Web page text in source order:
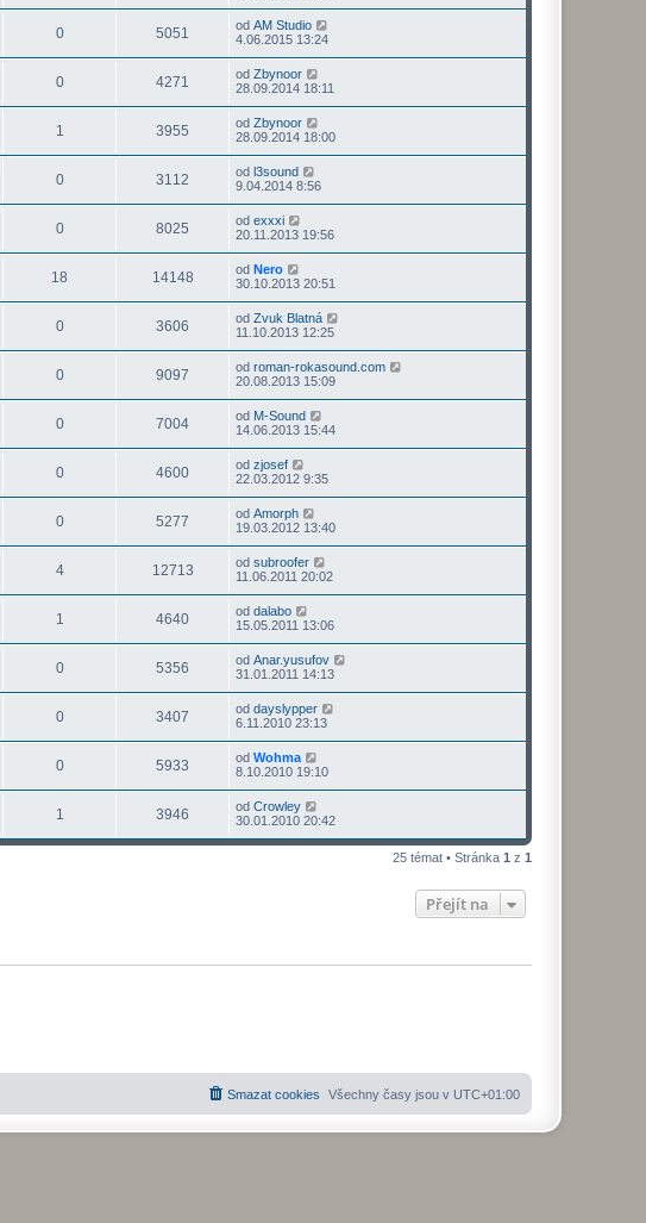
0 5051 od AM Studio
4.06.2015 13:24
0 4271 od Zbynoor
28.09.2014 18:11
1 3955 od Zbynoor
28.09.2014 18:00
0 3112 od l3sound
9.04.2014 8:56
0 8025 od exxxi
20.11.2013 19:56
18 14148 od Nero
30.10.2013 20:51
0 3606 od Zvuk Blatná
11.10.2013 12:25
0 9097 od roman-rokasound.com
20.08.2013 15:09
0 7004 od M-Sound
14.06.2013 15:44
0 4600 od zjosef
22.03.2012 9:35
0 5277 od Amorph
19.03.2012 13:40
4 12713 od subroofer
11.06.2011 20:02
1 4640 od dalabo
15.05.2011 13:06
0 5356 od Anar.yusufov
31.01.2011 14:13
0 3407 od dayslypper
6.11.2010 23:13
0 5933 od Wohma
8.10.2010 19:10
1 3946 od Crowley
30.01.2010 20:42
25 témat • Stránka 1 z 1
Přejít na
Všechny časy jsou v UTC+01:00
Smazat cookies